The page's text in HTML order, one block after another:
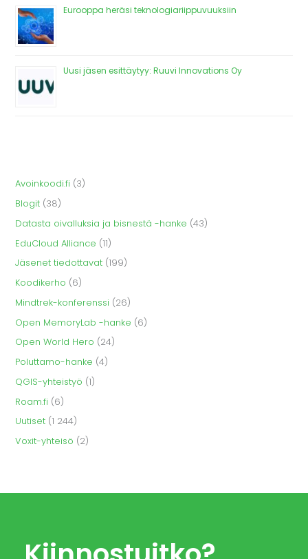
Eurooppa heräsi teknologiariippuvuuksiin
Uusi jäsen esittäytyy: Ruuvi Innovations Oy
Avoinkoodi.fi (3)
Blogit (38)
Datasta oivalluksia ja bisnestä -hanke (43)
EduCloud Alliance (11)
Jäsenet tiedottavat (199)
Koodikerho (6)
Mindtrek-konferenssi (26)
Open MemoryLab -hanke (6)
Open World Hero (24)
Poluttamo-hanke (4)
QGIS-yhteistyö (1)
Roam.fi (6)
Uutiset (1 244)
Voxit-yhteisö (2)